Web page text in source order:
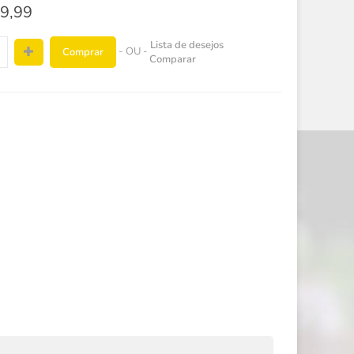
Comprar - OU - Lista de desejos
Comparar